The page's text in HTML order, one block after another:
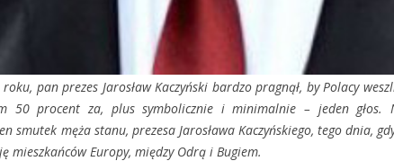
pan prezes Jarosław Kaczyński bardzo pragnął, by Polacy
50 procent za, plus symbolicznie i minimalnie – jeden głos.
smutek męża stanu, prezesa Jarosława Kaczyńskiego, tego dnia,
mieszkańców Europy, między Odrą i Bugiem.